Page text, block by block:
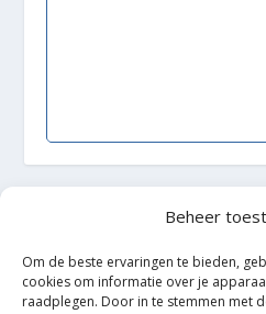
Beheer
Om de beste ervaringen te bieden,
cookies om informatie over je
raadplegen. Door in te stemmen met